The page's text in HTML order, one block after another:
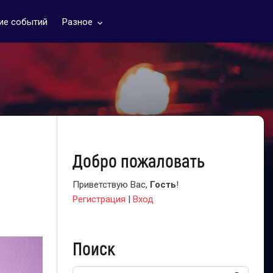
событий Разное keyboard_arrow_down
Добро пожаловать
Приветствую Вас, Гость!
Регистрация | Вход
Поиск